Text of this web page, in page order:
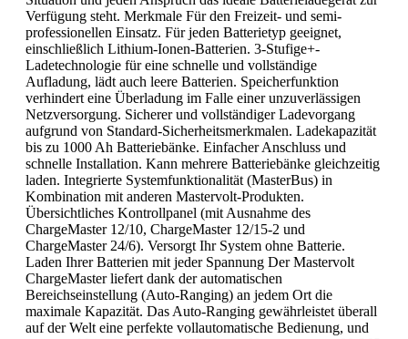
Verfügung steht. Merkmale Für den Freizeit- und semi-
professionellen Einsatz. Für jeden Batterietyp geeignet,
einschließlich Lithium-Ionen-Batterien. 3-Stufige+-
Ladetechnologie für eine schnelle und vollständige
Aufladung, lädt auch leere Batterien. Speicherfunktion
verhindert eine Überladung im Falle einer unzuverlässigen
Netzversorgung. Sicherer und vollständiger Ladevorgang
aufgrund von Standard-Sicherheitsmerkmalen. Ladekapazität
bis zu 1000 Ah Batteriebänke. Einfacher Anschluss und
schnelle Installation. Kann mehrere Batteriebänke gleichzeitig
laden. Integrierte Systemfunktionalität (MasterBus) in
Kombination mit anderen Mastervolt-Produkten.
Übersichtliches Kontrollpanel (mit Ausnahme des
ChargeMaster 12/10, ChargeMaster 12/15-2 und
ChargeMaster 24/6). Versorgt Ihr System ohne Batterie.
Laden Ihrer Batterien mit jeder Spannung Der Mastervolt
ChargeMaster liefert dank der automatischen
Bereichseinstellung (Auto-Ranging) an jedem Ort die
maximale Kapazität. Das Auto-Ranging gewährleistet überall
auf der Welt eine perfekte vollautomatische Bedienung, und